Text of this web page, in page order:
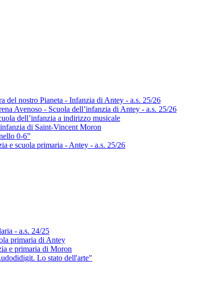
del nostro Pianeta - Infanzia di Antey - a.s. 25/26
Avenoso - Scuola dell’infanzia di Antey - a.s. 25/26
dell’infanzia a indirizzo musicale
di Saint-Vincent Moron
0-6”
e scuola primaria - Antey - a.s. 25/26
- a.s. 24/25
primaria di Antey
e primaria di Moron
Lo stato dell'arte"